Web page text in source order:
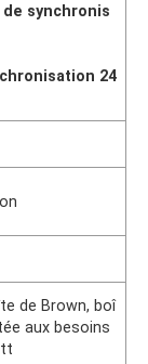
synchronis
24
de Brown, boî
aux besoins